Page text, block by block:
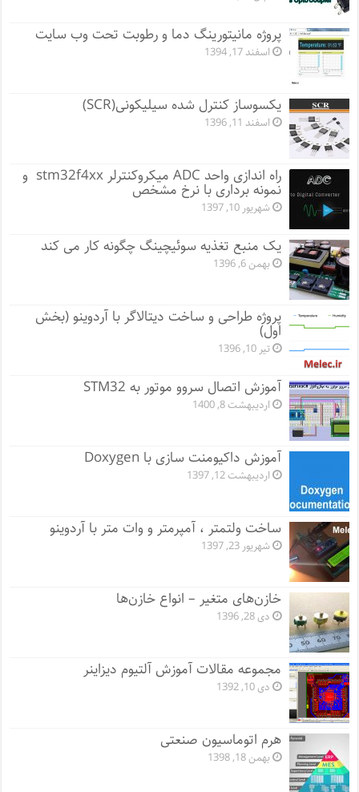
پروژه مانيتورينگ دما و رطوبت تحت وب سایت
اسفند 17, 1394
یکسوساز کنترل شده سیلیکونی(SCR)
اسفند 11, 1396
راه اندازی واحد ADC میکروکنترلر stm32f4xx و
نمونه برداری با نرخ مشخص
شهریور 10, 1397
یک منبع تغذیه سوئیچینگ چگونه کار می کند
بهمن 6, 1396
پروژه طراحی و ساخت دیتالاگر با آردوینو (بخش
اول)
تیر 10, 1396
آموزش اتصال سروو موتور به STM32
اردیبهشت 8, 1400
آموزش داکیومنت سازی با Doxygen
اردیبهشت 12, 1397
ساخت ولتمتر ، آمپرمتر و وات متر با آردوینو
شهریور 23, 1397
خازن‌های متغیر – انواع خازن‌ها
دی 28, 1396
مجموعه مقالات آموزش آلتیوم دیزاینر
دی 10, 1392
هرم اتوماسیون صنعتی
بهمن 18, 1398